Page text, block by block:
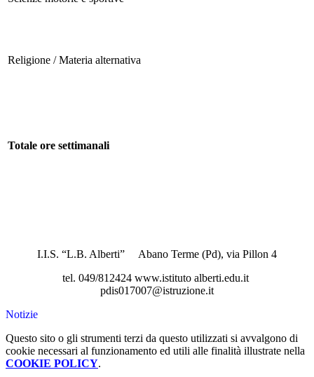
Religione / Materia alternativa
Totale ore settimanali
I.I.S. “L.B. Alberti” Abano Terme (Pd), via Pillon 4
tel. 049/812424 www.istituto alberti.edu.it
pdis017007@istruzione.it
Notizie
Questo sito o gli strumenti terzi da questo utilizzati si avvalgono di
cookie necessari al funzionamento ed utili alle finalità illustrate nella
COOKIE POLICY.